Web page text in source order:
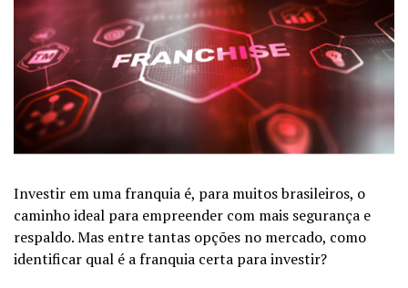
Investir em uma franquia é, para muitos brasileiros, o
caminho ideal para empreender com mais segurança e
respaldo. Mas entre tantas opções no mercado, como
identificar qual é a franquia certa para investir?